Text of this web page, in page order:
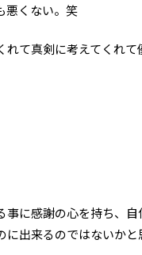
悪くない。笑
て真剣に考えてくれて
に感謝の心を持ち、自
出来るのではないかと